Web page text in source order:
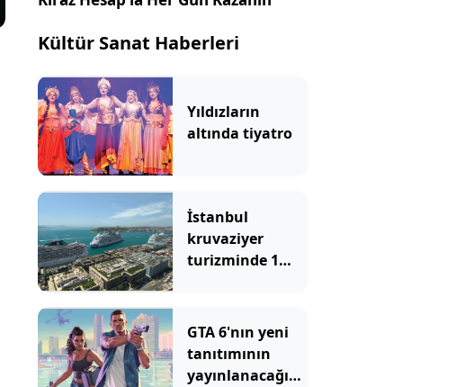
Kültür Sanat Haberleri
Yıldızların
altında tiyatro
İstanbul
kruvaziyer
turizminde 1
ilerliyor
GTA 6'nın yeni
tanıtımının
yayınlanacağı